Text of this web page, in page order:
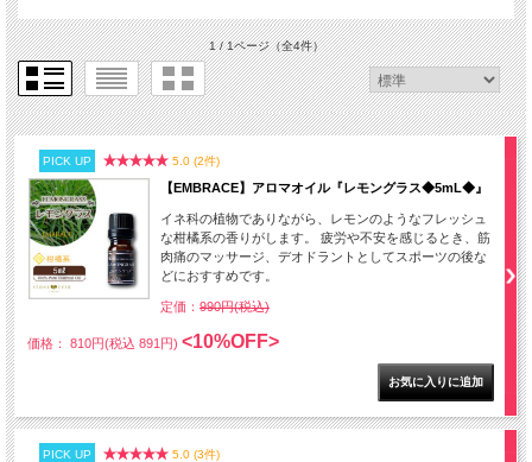
1 / 1ページ（全4件）
PICK UP 5.0 (2件)
【EMBRACE】アロマオイル『レモングラス◆5mL◆』
イネ科の植物でありながら、レモンのようなフレッシュ
な柑橘系の香りがします。 疲労や不安を感じるとき、筋
肉痛のマッサージ、デオドラントとしてスポーツの後な
どにおすすめです。
定価： 990円(税込)
価格： 810円(税込 891円) <10%OFF>
PICK UP 5.0 (3件)